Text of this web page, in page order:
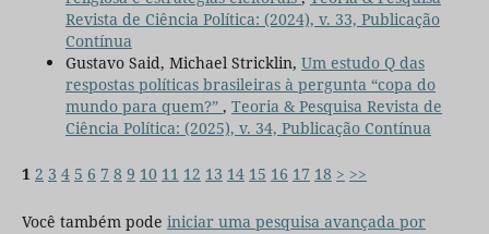
Revista de Ciência Política: (2024), v. 33, Publicação
Contínua
Gustavo Said, Michael Stricklin, Um estudo Q das
respostas políticas brasileiras à pergunta “copa do
mundo para quem?” , Teoria & Pesquisa Revista de
Ciência Política: (2025), v. 34, Publicação Contínua
1 2 3 4 5 6 7 8 9 10 11 12 13 14 15 16 17 18 > >>
Você também pode iniciar uma pesquisa avançada por